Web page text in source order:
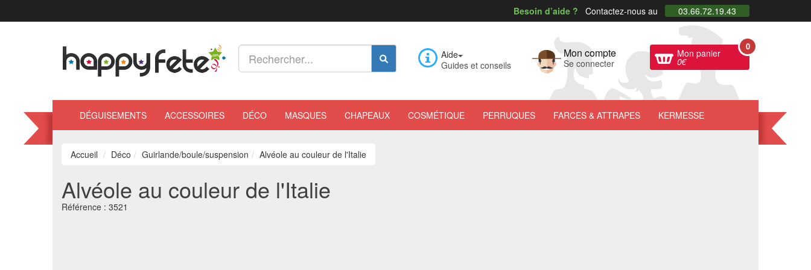
Besoin d’aide ? Contactez-nous au 03.66.72.19.43
Aide
Guides et conseils
Mon compte
Se connecter
Mon panier
0€
0
DÉGUISEMENTS ACCESSOIRES DÉCO MASQUES CHAPEAUX COSMÉTIQUE PERRUQUES FARCES & ATTRAPES KERMESSE
Accueil Déco Guirlande/boule/suspension Alvéole au couleur de l'Italie
Alvéole au couleur de l'Italie
Référence : 3521